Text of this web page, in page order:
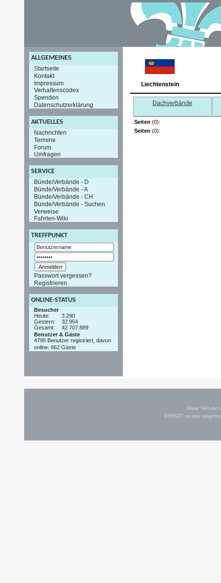
ALLGEMEINES
Startseite
Kontakt
Impressum
Verhaltenscodex
Spenden
Datenschutzerklärung
AKTUELLES
Nachrichten
Termine
Forum
Umfragen
SERVICE
Bünde/Verbände - D
Bünde/Verbände - A
Bünde/Verbände - CH
Bünde/Verbände - Suchen
Verweise
Fahrten-Wiki
TREFFPUNKT
Passwort vergessen?
Registrieren
ONLINE-STATUS
Besucher
Heute:
3.290
Gestern:
32.954
Gesamt:
42.707.889
Benutzer & Gäste
4795 Benutzer registriert, davon
online: 662 Gäste
Liechtenstein
Dachverbände
Seiten (0):
Seiten (0):
Diese
PHPKIT ist eine